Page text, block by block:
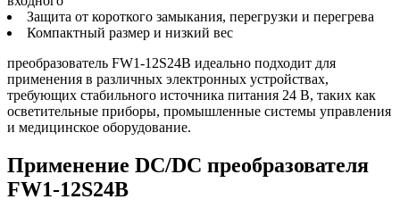
Защита от короткого замыкания, перегрузки и перегрева
Компактный размер и низкий вес
преобразователь FW1-12S24B идеально подходит для
применения в различных электронных устройствах,
требующих стабильного источника питания 24 В, таких как
осветительные приборы, промышленные системы управления
и медицинское оборудование.
Применение DC/DC преобразователя
FW1-12S24B